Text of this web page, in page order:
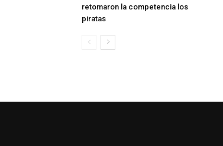
retomaron la competencia los
piratas